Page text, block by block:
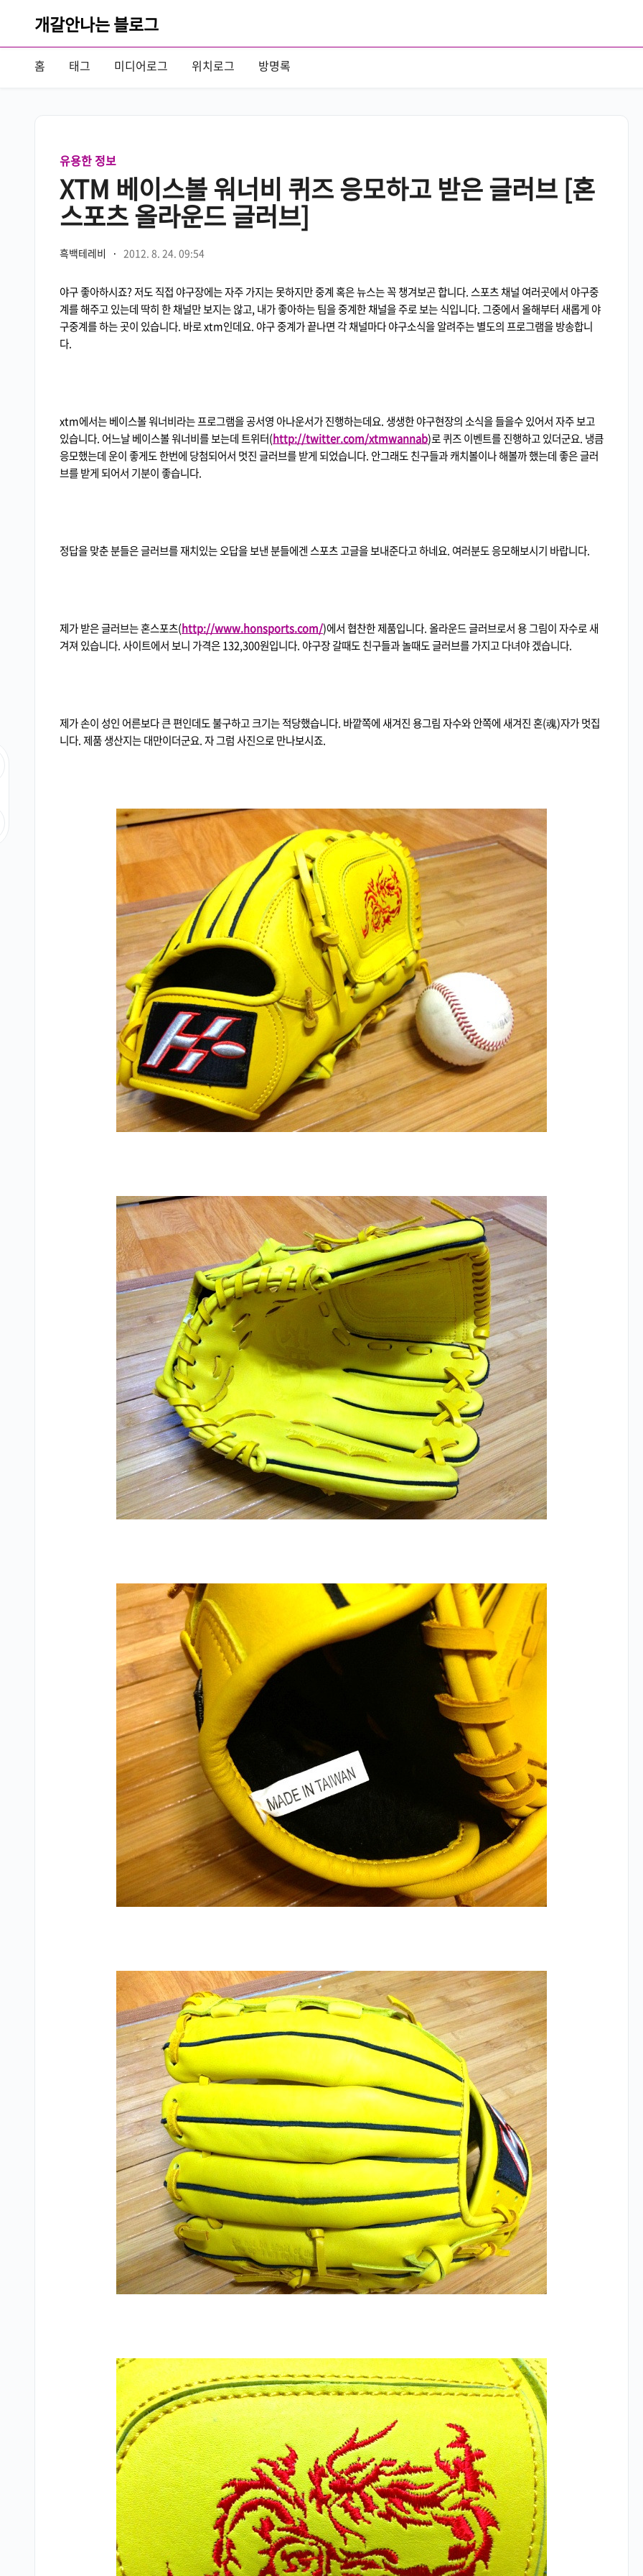
개갈안나는 블로그
홈 태그 미디어로그 위치로그 방명록
유용한 정보
XTM 베이스볼 워너비 퀴즈 응모하고 받은 글러브 [혼
스포츠 올라운드 글러브]
흑백테레비 · 2012. 8. 24. 09:54
야구 좋아하시죠? 저도 직접 야구장에는 자주 가지는 못하지만 중계 혹은 뉴스는 꼭 챙겨보곤 합니다. 스포츠 채널 여러곳에서 야구중
계를 해주고 있는데 딱히 한 채널만 보지는 않고, 내가 좋아하는 팀을 중계한 채널을 주로 보는 식입니다. 그중에서 올해부터 새롭게 야
구중계를 하는 곳이 있습니다. 바로 xtm인데요. 야구 중계가 끝나면 각 채널마다 야구소식을 알려주는 별도의 프로그램을 방송합니
다.
xtm에서는 베이스볼 워너비라는 프로그램을 공서영 아나운서가 진행하는데요. 생생한 야구현장의 소식을 들을수 있어서 자주 보고
있습니다. 어느날 베이스볼 워너비를 보는데 트위터(http://twitter.com/xtmwannab)로 퀴즈 이벤트를 진행하고 있더군요. 냉큼
응모했는데 운이 좋게도 한번에 당첨되어서 멋진 글러브를 받게 되었습니다. 안그래도 친구들과 캐치볼이나 해볼까 했는데 좋은 글러
브를 받게 되어서 기분이 좋습니다.
정답을 맞춘 분들은 글러브를 재치있는 오답을 보낸 분들에겐 스포츠 고글을 보내준다고 하네요. 여러분도 응모해보시기 바랍니다.
제가 받은 글러브는 혼스포츠(http://www.honsports.com/)에서 협찬한 제품입니다. 올라운드 글러브로서 용 그림이 자수로 새
겨져 있습니다. 사이트에서 보니 가격은 132,300원입니다. 야구장 갈때도 친구들과 놀때도 글러브를 가지고 다녀야 겠습니다.
제가 손이 성인 어른보다 큰 편인데도 불구하고 크기는 적당했습니다. 바깥쪽에 새겨진 용그림 자수와 안쪽에 새겨진 혼(魂)자가 멋집
니다. 제품 생산지는 대만이더군요. 자 그럼 사진으로 만나보시죠.